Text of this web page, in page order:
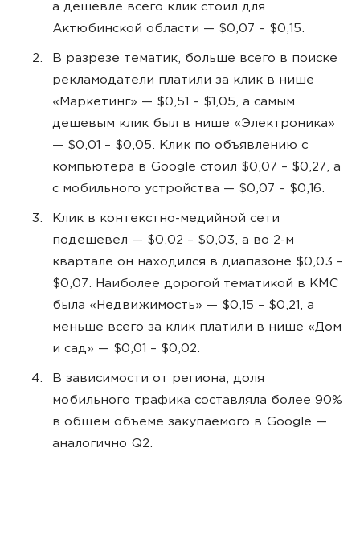
а дешевле всего клик стоил для
Актюбинской области — $0,07 – $0,15.
В разрезе тематик, больше всего в поиске
рекламодатели платили за клик в нише
«Маркетинг» — $0,51 – $1,05, а самым
дешевым клик был в нише «Электроника»
— $0,01 – $0,05. Клик по объявлению с
компьютера в Google стоил $0,07 – $0,27, а
с мобильного устройства — $0,07 – $0,16.
Клик в контекстно-медийной сети
подешевел — $0,02 – $0,03, а во 2-м
квартале он находился в диапазоне $0,03 –
$0,07. Наиболее дорогой тематикой в КМС
была «Недвижимость» — $0,15 – $0,21, а
меньше всего за клик платили в нише «Дом
и сад» — $0,01 – $0,02.
В зависимости от региона, доля
мобильного трафика составляла более 90%
в общем объеме закупаемого в Google —
аналогично Q2.